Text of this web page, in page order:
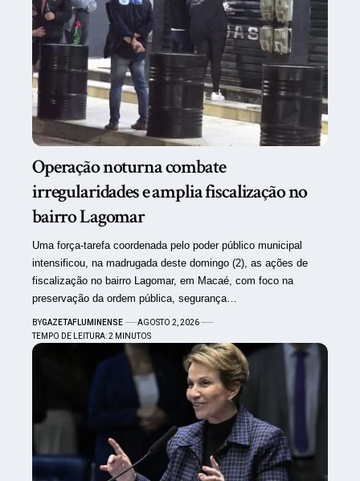
Operação noturna combate
irregularidades e amplia fiscalização no
bairro Lagomar
Uma força-tarefa coordenada pelo poder público municipal
intensificou, na madrugada deste domingo (2), as ações de
fiscalização no bairro Lagomar, em Macaé, com foco na
preservação da ordem pública, segurança…
BYGAZETAFLUMINENSE
AGOSTO 2, 2026
TEMPO DE LEITURA: 2 MINUTOS